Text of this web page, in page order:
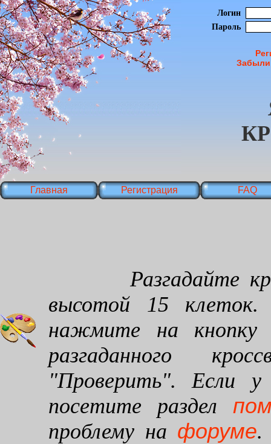
Логин
Пароль
Главная Регистрация FAQ
Разгадайте
высотой 15 клеток.
нажмите на кнопку
разгаданного
"Проверить". Если
посетите раздел
проблему на форуме.